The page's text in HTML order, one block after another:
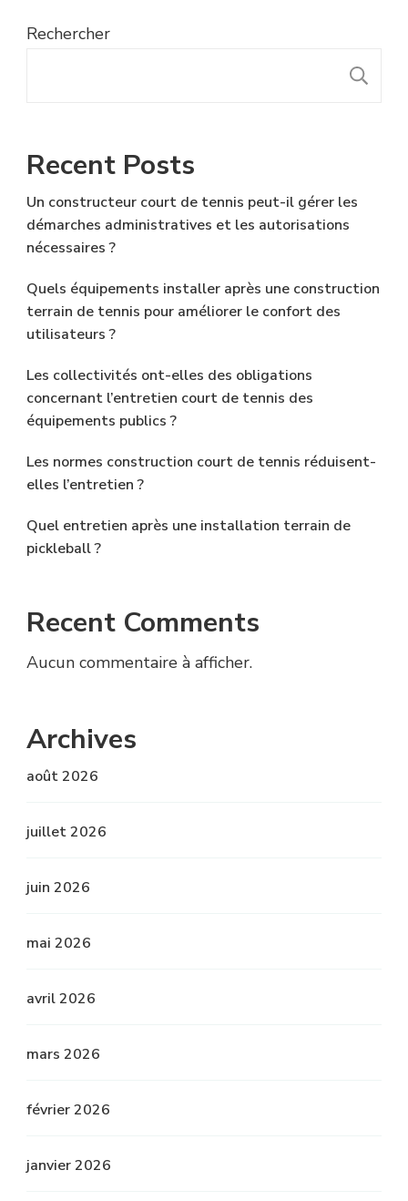
Rechercher
Recent Posts
Un constructeur court de tennis peut-il gérer les
démarches administratives et les autorisations
nécessaires ?
Quels équipements installer après une construction
terrain de tennis pour améliorer le confort des
utilisateurs ?
Les collectivités ont-elles des obligations
concernant l’entretien court de tennis des
équipements publics ?
Les normes construction court de tennis réduisent-
elles l’entretien ?
Quel entretien après une installation terrain de
pickleball ?
Recent Comments
Aucun commentaire à afficher.
Archives
août 2026
juillet 2026
juin 2026
mai 2026
avril 2026
mars 2026
février 2026
janvier 2026